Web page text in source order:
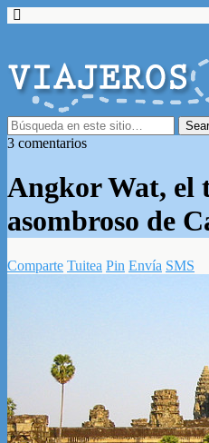
3 comentarios
Angkor Wat, el
asombroso de
Comparte Tuitea Pin Envía SMS